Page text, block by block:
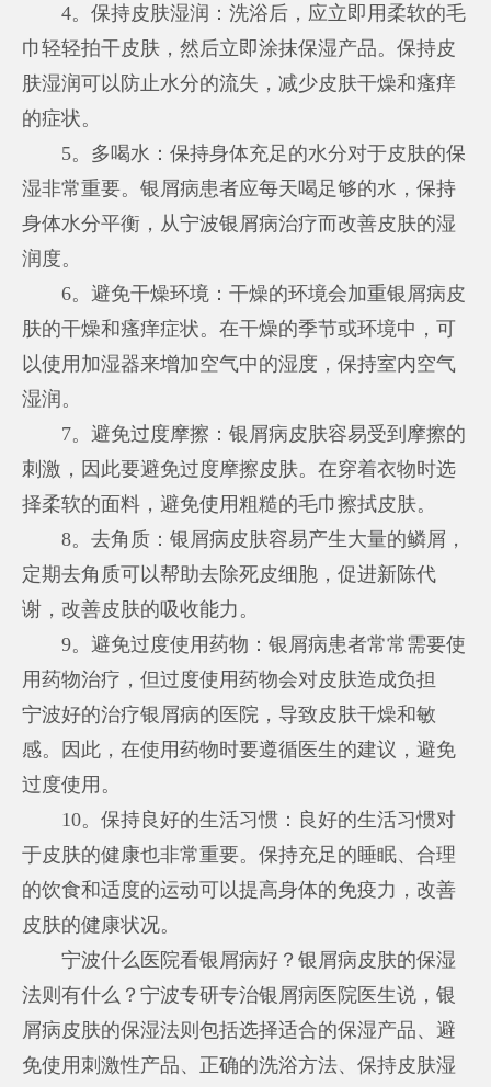
4。保持皮肤湿润：洗浴后，应立即用柔软的毛
巾轻轻拍干皮肤，然后立即涂抹保湿产品。保持皮
肤湿润可以防止水分的流失，减少皮肤干燥和瘙痒
的症状。
5。多喝水：保持身体充足的水分对于皮肤的保
湿非常重要。银屑病患者应每天喝足够的水，保持
身体水分平衡，从宁波银屑病治疗而改善皮肤的湿
润度。
6。避免干燥环境：干燥的环境会加重银屑病皮
肤的干燥和瘙痒症状。在干燥的季节或环境中，可
以使用加湿器来增加空气中的湿度，保持室内空气
湿润。
7。避免过度摩擦：银屑病皮肤容易受到摩擦的
刺激，因此要避免过度摩擦皮肤。在穿着衣物时选
择柔软的面料，避免使用粗糙的毛巾擦拭皮肤。
8。去角质：银屑病皮肤容易产生大量的鳞屑，
定期去角质可以帮助去除死皮细胞，促进新陈代
谢，改善皮肤的吸收能力。
9。避免过度使用药物：银屑病患者常常需要使
用药物治疗，但过度使用药物会对皮肤造成负担
宁波好的治疗银屑病的医院 ，导致皮肤干燥和敏
感。因此，在使用药物时要遵循医生的建议，避免
过度使用。
10。保持良好的生活习惯：良好的生活习惯对
于皮肤的健康也非常重要。保持充足的睡眠、合理
的饮食和适度的运动可以提高身体的免疫力，改善
皮肤的健康状况。
宁波什么医院看银屑病好？银屑病皮肤的保湿
法则有什么？宁波专研专治银屑病医院医生说，银
屑病皮肤的保湿法则包括选择适合的保湿产品、避
免使用刺激性产品、正确的洗浴方法、保持皮肤湿